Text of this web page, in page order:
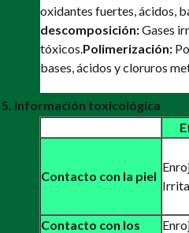
oxidantes fuertes, ácidos,
descomposición:Gases
tóxicos.Polimerización:
bases, ácidos y cloruros
5. Información toxicológica
Contacto con la piel
Contacto con los